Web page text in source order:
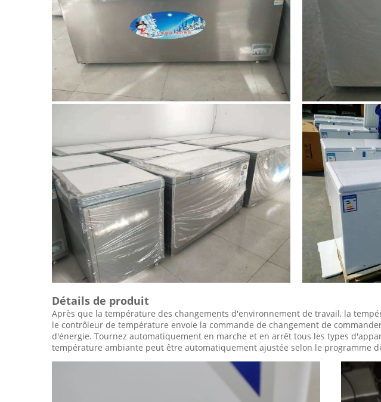
Nous vous
Détails de produit
Après que la température des changements d'environnement de travail, la
le contrôleur de température envoie la commande de changement de
d'énergie. Tournez automatiquement en marche et en arrêt tous les types
température ambiante peut être automatiquement ajustée selon le programme